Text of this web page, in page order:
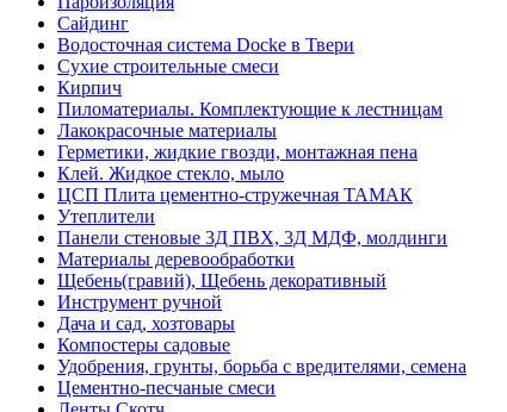
Сайдинг
Водосточная система Docke в Твери
Сухие строительные смеси
Кирпич
Пиломатериалы. Комплектующие к лестницам
Лакокрасочные материалы
Герметики, жидкие гвозди, монтажная пена
Клей. Жидкое стекло, мыло
ЦСП Плита цементно-стружечная ТАМАК
Утеплители
Панели стеновые 3Д ПВХ, 3Д МДФ, молдинги
Материалы деревообработки
Щебень(гравий), Щебень декоративный
Инструмент ручной
Дача и сад, хозтовары
Компостеры садовые
Удобрения, грунты, борьба с вредителями, семена
Цементно-песчаные смеси